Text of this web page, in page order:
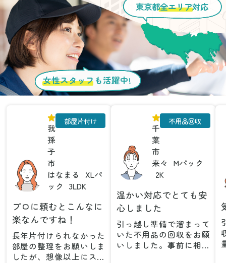
女性スタッフ も活躍中!
東京都全エリア対応
我
孫
子
市
はなまる
XLパ
ック
3LDK
部屋片付け
プロに頼むとこんなに
楽なんですね！
長年片付けられなかった
部屋の整理をお願いしま
したが、想像以上にスム
千
葉
市
来々
Mパック
2K
不用品回収
温かい対応でとても安
心しました
引っ越し準備で溜まって
いた不用品の回収をお願
いしました。事前に相談